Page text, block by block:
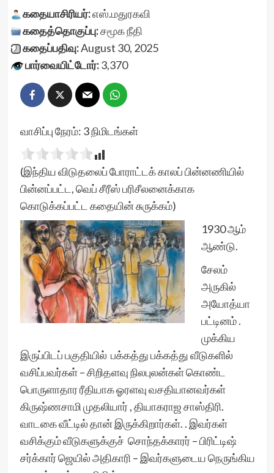
கதையாசிரியர்:எஸ்.மதுரகவி
கதைத்தொகுப்பு:சமூக நீதி
கதைப்பதிவு:August 30, 2025
பார்வையிட்டோர்:3,370
வாசிப்பு நேரம்: 3நிமிடங்கள்
(இந்திய விடுதலைப் போராட்டக் காலப் பின்னணியில்
பின்னப்பட்ட, வெப் சீரீஸ் பரிசீலனைக்காக
கொடுக்கப்பட்ட கதையின் சுருக்கம்)
1930 ஆம்
ஆண்டு.
சேலம்
அருகில்
அயோத்யா
பட்டினம் .
முக்கிய
இருப்பிடப் பகுதியில் பக்கத்து பக்கத்து வீடுகளில்
வசிப்பவர்கள் – சிறிதளவு நிலபுலன்கள் கொண்ட
பொருளாதார ரீதியாக ஓரளவு வசதியானவர்கள்
கிருஷ்ணசாமி முதலியார் , தியாகராஜ சாஸ்திரி.
வாடகை வீட்டில் தான் இருக்கிறார்கள். . இவர்கள்
வசிக்கும் வீடுகளுக்குச் சொந்தக்காரர் – பிரிட்டிஷ்
சர்க்கார் ஜெயில் அதிகாரி – இவர்களுடைய நெருங்கிய